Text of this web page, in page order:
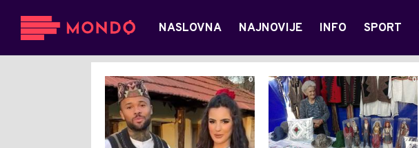
NASLOVNA NAJNOVIJE INFO SPORT
0 0